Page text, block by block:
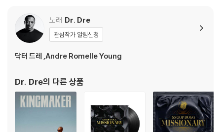
노래 Dr. Dre
관심작가 알림신청
닥터 드레 ,Andre Romelle Young
Dr. Dre의 다른 상품